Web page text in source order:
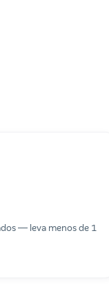
— leva menos de 1